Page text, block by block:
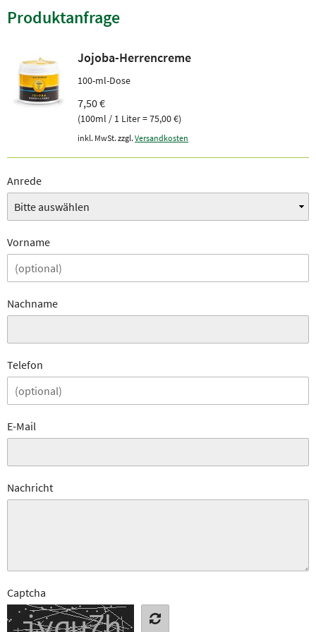
Produktanfrage
Jojoba-Herrencreme
100-ml-Dose
7,50 €
(100ml / 1 Liter = 75,00 €)
inkl. MwSt. zzgl. Versandkosten
Anrede
Vorname
Nachname
Telefon
E-Mail
Nachricht
Captcha